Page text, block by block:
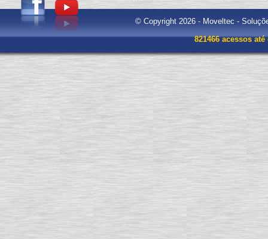
© Copyright 2026 - Moveltec -
821466 acessos